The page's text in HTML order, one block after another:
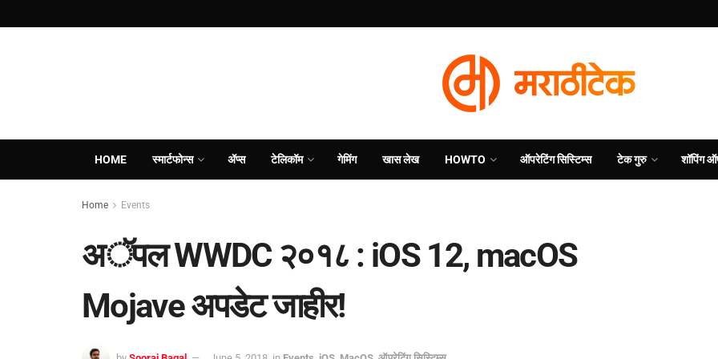
HOME स्मार्टफोन्स ॲप्स टेलिकॉम गेमिंग खास लेख HOWTO ऑपरेटिंग सिस्टिम्स टेक गुरु शॉपिंग
Home Events
अॅपल WWDC २०१८ : iOS 12, macOS
Mojave अपडेट जाहीर!